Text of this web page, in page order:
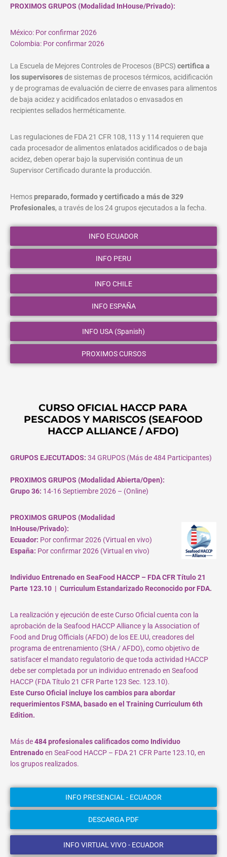
PROXIMOS GRUPOS (Modalidad InHouse/Privado):
México: Por confirmar 2026
Colombia: Por confirmar 2026
La Escuela de Mejores Controles de Procesos (BPCS) certifica a
los supervisoresde sistemas de procesos térmicos, acidificación
y de programas de evaluación de cierre de envases para alimentos
de baja acidez y acidificados enlatados o envasados en
recipientes sellados herméticamente.
Las regulaciones de FDA 21 CFR 108, 113 y 114 requieren que
cada procesador de alimentos enlatados acidificados o de baja
acidez, deben operar bajo la supervisión continua de un
Supervisor Certificado durante la producción.
Hemospreparado, formado y certificado a más de 329
Profesionales, a través de los 24 grupos ejecutados a la fecha.
INFO ECUADOR
INFO PERU
INFO CHILE
INFO ESPAÑA
INFO USA (Spanish)
PROXIMOS CURSOS
CURSO OFICIAL HACCP PARA
PESCADOS Y MARISCOS (SEAFOOD
HACCP ALLIANCE / AFDO)
GRUPOS EJECUTADOS: 34 GRUPOS (Más de 484 Participantes)
PROXIMOS GRUPOS (Modalidad Abierta/Open):
Grupo 36: 14-16 Septiembre 2026 – (Online)
PROXIMOS GRUPOS (Modalidad
InHouse/Privado):
Ecuador: Por confirmar 2026 (Virtual en vivo)
España: Por confirmar 2026 (Virtual en vivo)
Individuo Entrenado en SeaFood HACCP – FDA CFR Título 21
Parte 123.10 | Curriculum Estandarizado Reconocido por FDA.
La realización y ejecución de este Curso Oficial cuenta con la
aprobación de la Seafood HACCP Alliance y la Association of
Food and Drug Officials (AFDO) de los EE.UU, creadores del
programa de entrenamiento (SHA / AFDO), como objetivo de
satisfacer el mandato regulatorio de que toda actividad HACCP
debe ser completada por un individuo entrenado en Seafood
HACCP (FDA Título 21 CFR Parte 123 Sec. 123.10).
Este Curso Oficial incluye los cambios para abordar
requerimientos FSMA, basado en el Training Curriculum 6th
Edition.
Más de484 profesionales calificados como Individuo
Entrenadoen SeaFood HACCP – FDA 21 CFR Parte 123.10, en
los grupos realizados.
INFO PRESENCIAL - ECUADOR
DESCARGA PDF
INFO VIRTUAL VIVO - ECUADOR